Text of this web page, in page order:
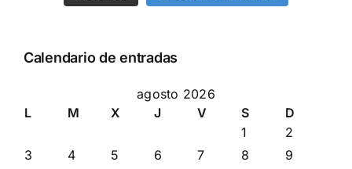
Calendario de entradas
agosto 2026
L
M X J V S
D
1
2
3
4 5 6 7 8
9